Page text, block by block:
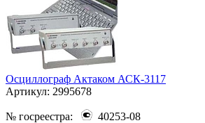
Осциллограф Актаком АСК-3117
Артикул: 2995678
№ госреестра: 40253-08